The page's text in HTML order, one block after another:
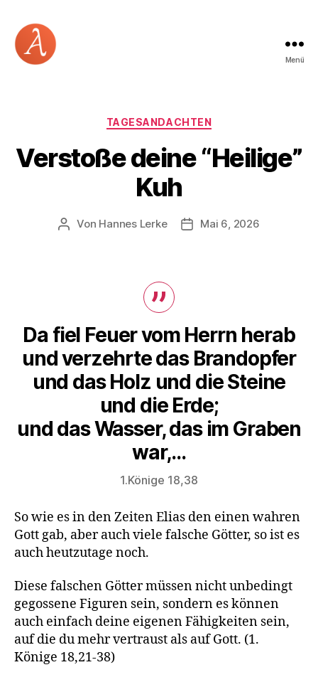
Menü
Kategorien
TAGESANDACHTEN
Verstoße deine “Heilige”
Kuh
Beitragsautor
Von Hannes Lerke Beitragsdatum
Mai 6, 2026
Da fiel Feuer vom Herrn herab
und verzehrte das Brandopfer
und das Holz und die Steine
und die Erde;
und das Wasser, das im Graben
war,…
1.Könige 18,38
So wie es in den Zeiten Elias den einen wahren
Gott gab, aber auch viele falsche Götter, so ist es
auch heutzutage noch.
Diese falschen Götter müssen nicht unbedingt
gegossene Figuren sein, sondern es können
auch einfach deine eigenen Fähigkeiten sein,
auf die du mehr vertraust als auf Gott. (1.
Könige 18,21-38)